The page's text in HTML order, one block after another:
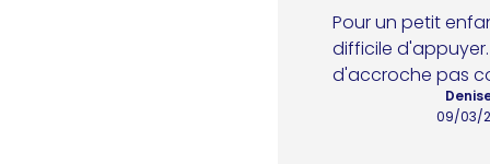
Pour un petit
difficile
d'accroche pas
09/03/